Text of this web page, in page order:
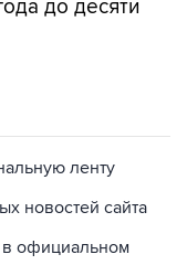
новостей сайта
в официальном